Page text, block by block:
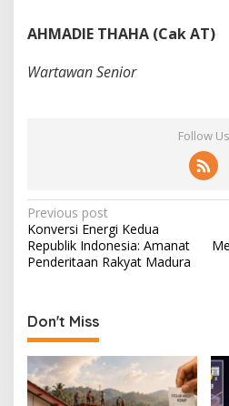
AHMADIE THAHA (Cak AT)
Wartawan Senior
Follow Us
P
o
s
n
a
v
i
Previous post
Konversi Energi Kedua
Republik Indonesia: Amanat
Penderitaan Rakyat Madura
Don't Miss